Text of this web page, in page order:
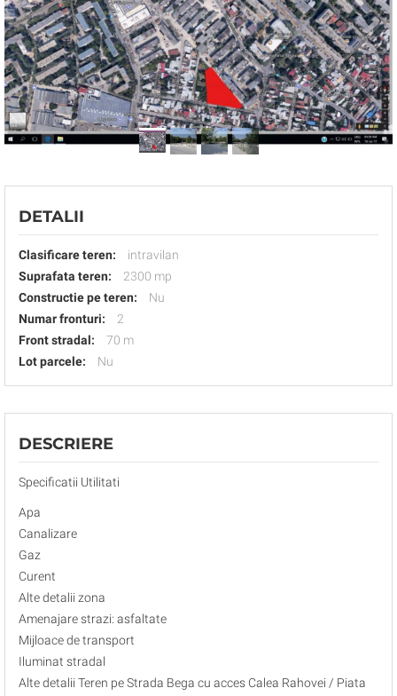
DETALII
Clasificare teren:
intravilan
Suprafata teren:
2300 mp
Constructie pe teren:
Nu
Numar fronturi:
2
Front stradal:
70 m
Lot parcele:
Nu
DESCRIERE
Specificatii Utilitati
Apa
Canalizare
Gaz
Curent
Alte detalii zona
Amenajare strazi: asfaltate
Mijloace de transport
Iluminat stradal
Alte detalii Teren pe Strada Bega cu acces Calea Rahovei / Piata